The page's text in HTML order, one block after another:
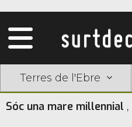
Terres de l'Ebre
Sóc una mare millennial ,